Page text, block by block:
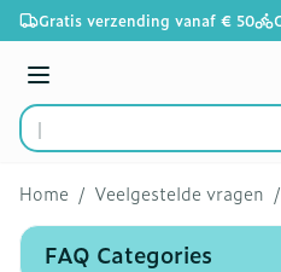
Ga naar de inhoud
Gratis verzending vanaf € 50
Menu
Product, merk, categorie...
Home / Veelgestelde vragen /
FAQ Categories